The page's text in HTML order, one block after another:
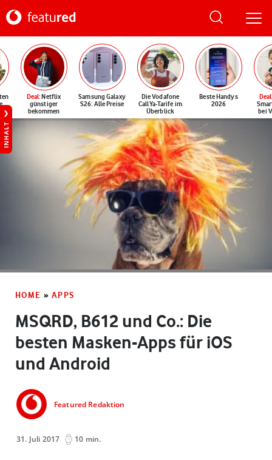
Deal: Netflix
günstiger
bekommen
Samsung Galaxy
S26: Alle Preise
Die Vodafone
CallYa-Tarife im
Überblick
Beste Handys
2026
Deal
bei
INHALT
HOME » APPS
MSQRD, B612 und Co.: Die
besten Masken-Apps für iOS
und Android
Featured Redaktion
31. Juli 2017 10 min.